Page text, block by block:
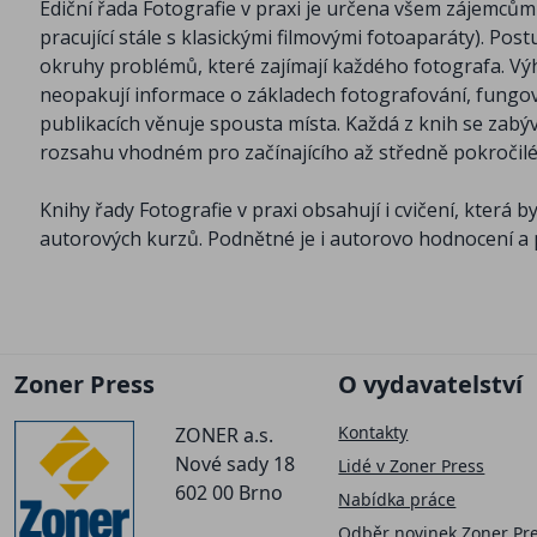
Ediční řada Fotografie v praxi je určena všem
pracující stále s klasickými filmovými fotoaparáty).
okruhy problémů, které zajímají každého fotografa.
neopakují informace o základech fotografování,
publikacích věnuje spousta místa. Každá z knih se
rozsahu vhodném pro začínajícího až středně
Knihy řady Fotografie v praxi obsahují i cvičení, která
autorových kurzů. Podnětné je i autorovo hodnocení
Zoner Press
ZONER a.s.
Nové sady 18
602 00 Brno
O vydavatelství
Kontakty
Lidé v Zoner Press
Nabídka práce